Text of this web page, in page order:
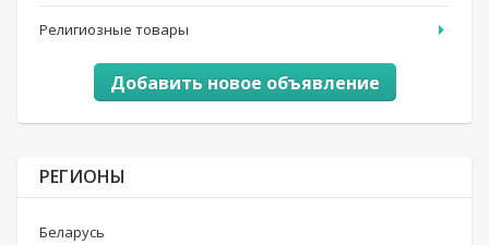
Религиозные товары
Добавить новое объявление
РЕГИОНЫ
Беларусь